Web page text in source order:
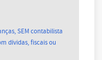
SEM contabilista
dívidas, fiscais ou